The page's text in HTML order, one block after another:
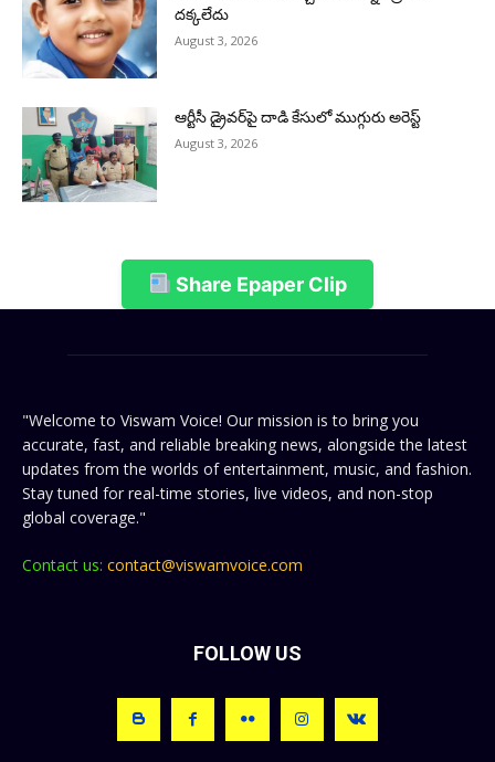
దక్కలేదు
August 3, 2026
ఆర్టీసీ డ్రైవర్‌పై దాడి కేసులో ముగ్గురు అరెస్ట్
August 3, 2026
Share Epaper Clip
"Welcome to Viswam Voice! Our mission is to bring you
accurate, fast, and reliable breaking news, alongside the latest
updates from the worlds of entertainment, music, and fashion.
Stay tuned for real-time stories, live videos, and non-stop
global coverage."
Contact us: contact@viswamvoice.com
FOLLOW US